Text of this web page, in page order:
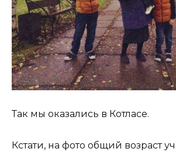
Так мы оказались в Котласе.
Кстати, на фото общий возраст